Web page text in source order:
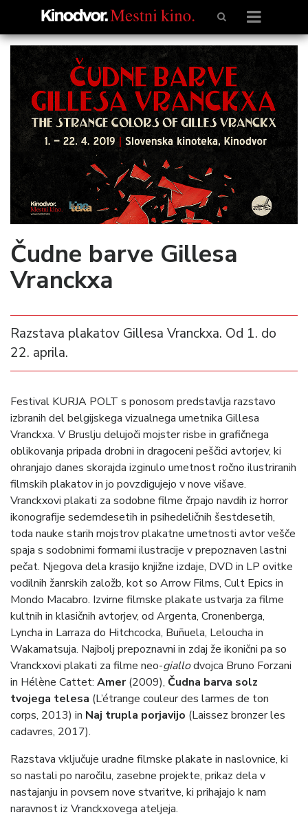
Čudne barve Gillesa
Vranckxa
Razstava plakatov Gillesa Vranckxa. Od 1. do
22. aprila.
Festival KURJA POLT s ponosom predstavlja razstavo
izbranih del belgijskega vizualnega umetnika Gillesa
Vranckxa. V Bruslju delujoči mojster risbe in grafičnega
oblikovanja pripada drobni in dragoceni peščici avtorjev, ki
ohranjajo danes skorajda izginulo umetnost ročno ilustriranih
filmskih plakatov in jo povzdigujejo v nove višave.
Vranckxovi plakati za sodobne filme črpajo navdih iz horror
ikonografije sedemdesetih in psihedeličnih šestdesetih,
toda nauke starih mojstrov plakatne umetnosti avtor vešče
spaja s sodobnimi formami ilustracije v prepoznaven lastni
pečat. Njegova dela krasijo knjižne izdaje, DVD in LP ovitke
vodilnih žanrskih založb, kot so Arrow Films, Cult Epics in
Mondo Macabro. Izvirne filmske plakate ustvarja za filme
kultnih in klasičnih avtorjev, od Argenta, Cronenberga,
Lyncha in Larraza do Hitchcocka, Buñuela, Leloucha in
Wakamatsuja. Najbolj prepoznavni in zdaj že ikonični pa so
Vranckxovi plakati za filme neo-giallodvojca Bruno Forzani
in Hélène Cattet: Amer(2009), Čudna barva solz
tvojega telesa (L’étrange couleur des larmes de ton
corps, 2013) in Naj trupla porjavijo (Laissez bronzer les
cadavres, 2017).
Razstava vključuje uradne filmske plakate in naslovnice, ki
so nastali po naročilu, zasebne projekte, prikaz dela v
nastajanju in povsem nove stvaritve, ki prihajajo k nam
naravnost iz Vranckxovega ateljeja.